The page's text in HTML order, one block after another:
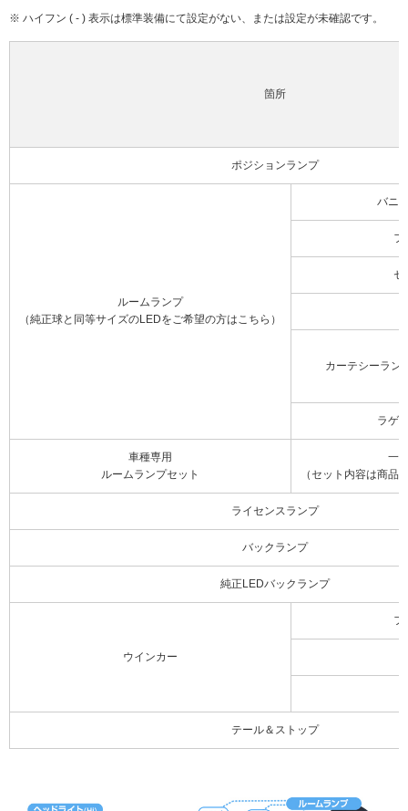
※ ハイフン ( - ) 表示は標準装備にて設定がない、または設定が未確認です。
箇所
ポジションランプ
ルームランプ
（純正球と同等サイズのLEDをご希望の方はこちら）
バニ
フ
セ
カーテシーラン
ラゲ
車種専用
ルームランプセット
一
（セット内容は商品
ライセンスランプ
バックランプ
純正LEDバックランプ
ウインカー
フ
テール＆ストップ